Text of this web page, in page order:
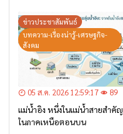
ข่าวประชาสัมพันธ์
บทความ-เรื่องน่ารู้-เศรษฐกิจ-
สังคม
05 ส.ค. 2026 12:59:17 89
แม่น้ำอิง หนึ่งในแม่น้ำสายสำคัญ
ในภาคเหนือตอนบน